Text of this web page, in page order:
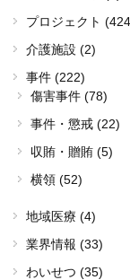
プロジェクト
介護施設 (2)
事件 (222)
傷害事件 (78)
事件・懲戒 (22)
収賄・贈賄 (5)
横領 (52)
地域医療 (4)
業界情報 (33)
わいせつ (35)